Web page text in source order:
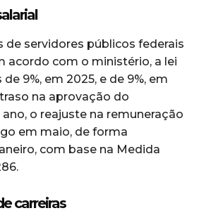
de servidores públicos federais
acordo com o ministério, a lei
9%, em 2025, e de 9%, em
na aprovação do
o reajuste na remuneração
em maio, de forma
com base na Medida
carreiras